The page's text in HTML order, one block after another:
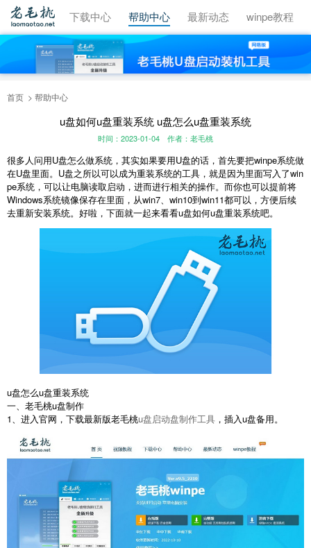
视频教程 下载中心 帮助中心 最新动态 winpe教程
首页 帮助中心
u盘如何u盘重装系统 u盘怎么u盘重装系统
时间：2023-01-04 作者：老毛桃
很多人问用U盘怎么做系统，其实如果要用U盘的话，首先要把winpe系统做
在U盘里面。U盘之所以可以成为重装系统的工具，就是因为里面写入了win
pe系统，可以让电脑读取启动，进而进行相关的操作。而你也可以提前将
Windows系统镜像保存在里面，从win7、win10到win11都可以，方便后续
去重新安装系统。好啦，下面就一起来看看u盘如何u盘重装系统吧。
u盘怎么u盘重装系统
一、老毛桃u盘制作
1、进入官网，下载最新版老毛桃u盘启动盘制作工具 ，插入u盘备用。